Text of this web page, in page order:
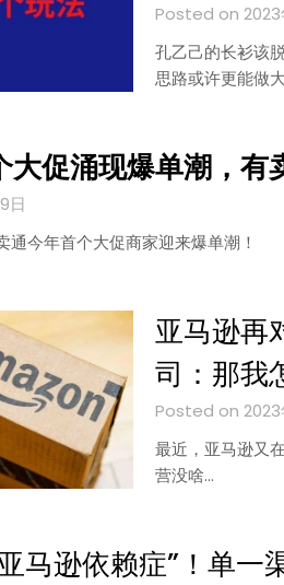
Posted on 2023
孔乙己的长衫该
思路或许更能做
促涌现爆单潮，有
日
通今年首个大促商家迎来爆单潮！
亚马逊再
司：那我
Posted on 2023
最近，亚马逊又
营没啥…
马逊依赖症”！单一